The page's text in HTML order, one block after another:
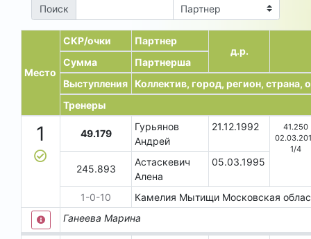
Поиск
Место
СКР/очки
Партнер
д.р.
Сумма
Партнерша
Выступления
Коллектив, город, регион, страна,
Тренеры
1 49.179
Гурьянов
Андрей
21.12.1992
41.250
1/4
245.893
Астаскевич
Алена
05.03.1995
1-0-10 Камелия Мытищи Московская
Ганеева Марина